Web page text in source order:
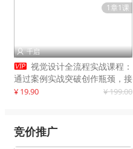
1章1课
 千启
 视觉设计全流程实战课程：
通过案例实战突破创作瓶颈，接
单月入20000+
¥ 19.90 ¥ 199.00
竞价推广